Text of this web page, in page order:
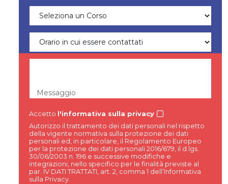
Messaggio
Accetto l'informativa sulla privacy
Autorizzo il trattamento dei dati personali nel rispetto
della vigente normativa sulla protezione dei dati
personali ed, in particolare, il Regolamento Europeo
per la protezione dei dati personali 2016/679, il d.lgs.
30/06/2003 n. 196 e successive modifiche e
integrazioni, nello specifico per le finalità previste al
par. IV DATI TRATTATI, art. 2, comma 1 dell’Informativa
sulla Privacy.